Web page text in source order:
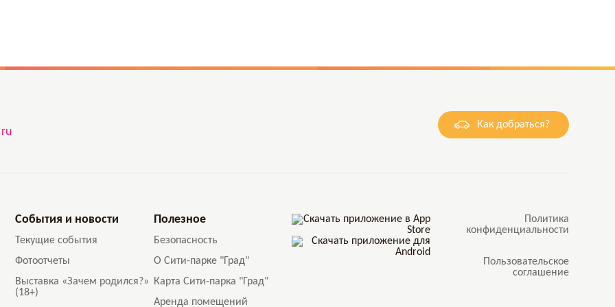
Как добраться?
События и новости
Текущие события
Фотоотчеты
Выставка «Зачем родился?»
(18+)
Полезное
Безопасность
О Сити-парке "Град"
Карта Сити-парка "Град"
Аренда помещений
Политика
конфиденциальности
Пользовательское
соглашение